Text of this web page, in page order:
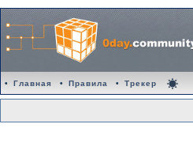
• Главная • Правила • Трекер